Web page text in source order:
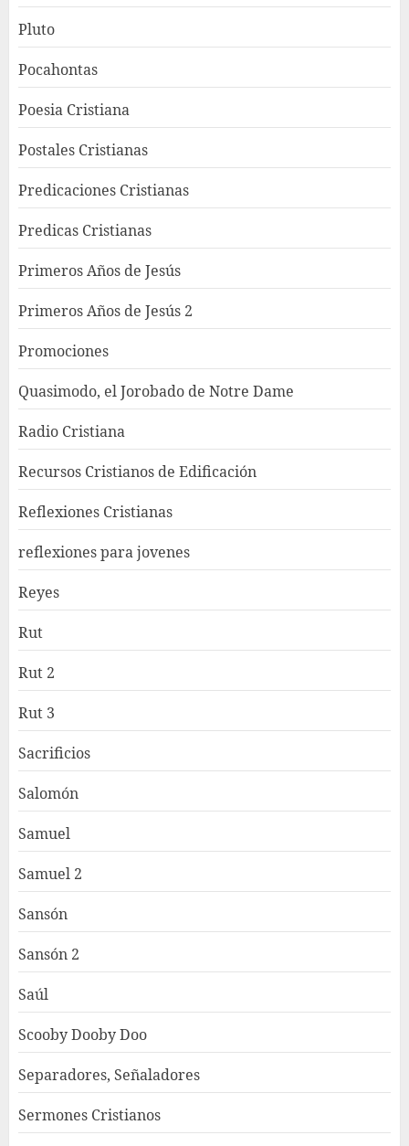
Pluto
Pocahontas
Poesia Cristiana
Postales Cristianas
Predicaciones Cristianas
Predicas Cristianas
Primeros Años de Jesús
Primeros Años de Jesús 2
Promociones
Quasimodo, el Jorobado de Notre Dame
Radio Cristiana
Recursos Cristianos de Edificación
Reflexiones Cristianas
reflexiones para jovenes
Reyes
Rut
Rut 2
Rut 3
Sacrificios
Salomón
Samuel
Samuel 2
Sansón
Sansón 2
Saúl
Scooby Dooby Doo
Separadores, Señaladores
Sermones Cristianos